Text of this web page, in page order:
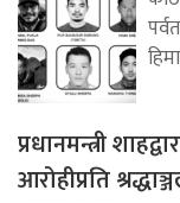
प्रधानमन्त्री
आरोहीप्रति